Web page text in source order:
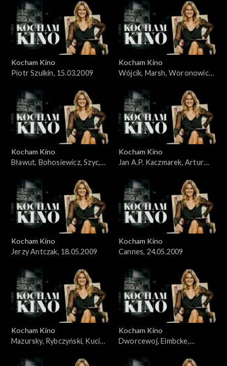
Kocham Kino
Piotr Szulkin, 15.03.2009
Kocham Kino
Wójcik, Marsh, Woronowicz,
Kocham Kino
Bławut, Bohosiewicz, Szyc,
Kocham Kino
Jan A.P. Kaczmarek, Artur
Kocham Kino
Jerzy Antczak, 18.05.2009
Kocham Kino
Cannes, 24.05.2009
Kocham Kino
Mazursky, Rybczyński, Kucia,
Kocham Kino
Dworcewoj, Eimbcke,